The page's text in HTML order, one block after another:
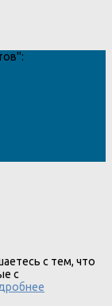
:
с тем, что
с